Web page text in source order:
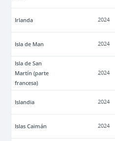
Irlanda 2024
Isla de Man 2024
Isla de San
Martín (parte
francesa)
2024
Islandia 2024
Islas Caimán 2024